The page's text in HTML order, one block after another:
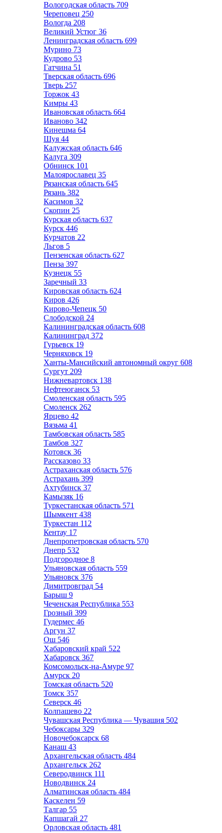
Вологодская область 709
Череповец 250
Вологда 208
Великий Устюг 36
Ленинградская область 699
Мурино 73
Кудрово 53
Гатчина 51
Тверская область 696
Тверь 257
Торжок 43
Кимры 43
Ивановская область 664
Иваново 342
Кинешма 64
Шуя 44
Калужская область 646
Калуга 309
Обнинск 101
Малоярославец 35
Рязанская область 645
Рязань 382
Касимов 32
Скопин 25
Курская область 637
Курск 446
Курчатов 22
Льгов 5
Пензенская область 627
Пенза 397
Кузнецк 55
Заречный 33
Кировская область 624
Киров 426
Кирово-Чепецк 50
Слободской 24
Калининградская область 608
Калининград 372
Гурьевск 19
Черняховск 19
Ханты-Мансийский автономный округ 608
Сургут 209
Нижневартовск 138
Нефтеюганск 53
Смоленская область 595
Смоленск 262
Ярцево 42
Вязьма 41
Тамбовская область 585
Тамбов 327
Котовск 36
Рассказово 33
Астраханская область 576
Астрахань 399
Ахтубинск 37
Камызяк 16
Туркестанская область 571
Шымкент 438
Туркестан 112
Кентау 17
Днепропетровская область 570
Днепр 532
Подгородное 8
Ульяновская область 559
Ульяновск 376
Димитровград 54
Барыш 9
Чеченская Республика 553
Грозный 399
Гудермес 46
Аргун 37
Ош 546
Хабаровский край 522
Хабаровск 367
Комсомольск-на-Амуре 97
Амурск 20
Томская область 520
Томск 357
Северск 46
Колпашево 22
Чувашская Республика — Чувашия 502
Чебоксары 329
Новочебоксарск 68
Канаш 43
Архангельская область 484
Архангельск 262
Северодвинск 111
Новодвинск 24
Алматинская область 484
Каскелен 59
Талгар 55
Капшагай 27
Орловская область 481